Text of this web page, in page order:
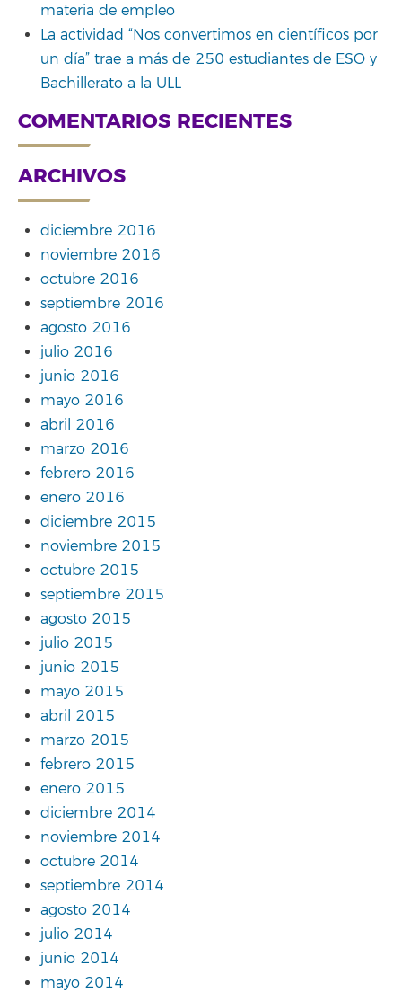
materia de empleo
La actividad “Nos convertimos en científicos por
un día” trae a más de 250 estudiantes de ESO y
Bachillerato a la ULL
COMENTARIOS RECIENTES
ARCHIVOS
diciembre 2016
noviembre 2016
octubre 2016
septiembre 2016
agosto 2016
julio 2016
junio 2016
mayo 2016
abril 2016
marzo 2016
febrero 2016
enero 2016
diciembre 2015
noviembre 2015
octubre 2015
septiembre 2015
agosto 2015
julio 2015
junio 2015
mayo 2015
abril 2015
marzo 2015
febrero 2015
enero 2015
diciembre 2014
noviembre 2014
octubre 2014
septiembre 2014
agosto 2014
julio 2014
junio 2014
mayo 2014